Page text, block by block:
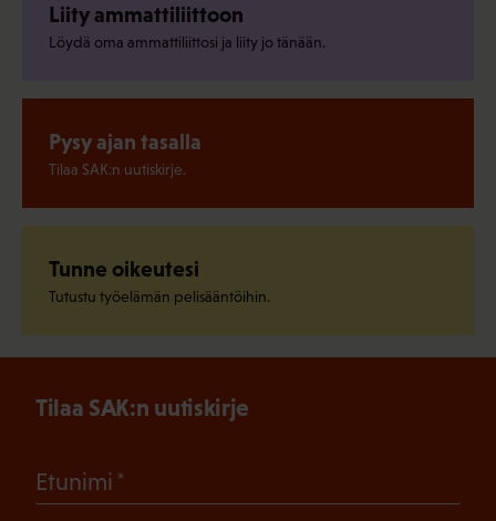
Liity ammattiliittoon
Löydä oma ammattiliittosi ja liity jo tänään.
Pysy ajan tasalla
Tilaa SAK:n uutiskirje.
Tunne oikeutesi
Tutustu työelämän pelisääntöihin.
Tilaa SAK:n uutiskirje
Etunimi